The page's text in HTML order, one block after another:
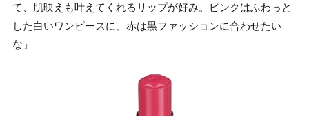
て、肌映えも叶えてくれるリップが好み。ピンクはふわっと
した白いワンピースに、赤は黒ファッションに合わせたい
な」